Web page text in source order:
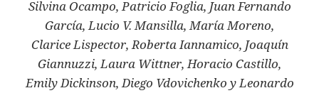
Silvina Ocampo, Patricio Foglia, Juan Fernando
García, Lucio V. Mansilla, María Moreno,
Clarice Lispector, Roberta Iannamico, Joaquín
Giannuzzi, Laura Wittner, Horacio Castillo,
Emily Dickinson, Diego Vdovichenko y Leonardo